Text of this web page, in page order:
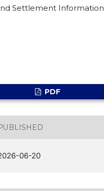
Settlement Information
PDF
06-20